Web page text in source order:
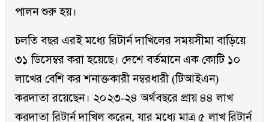
পালন শুরু হয়।
চলতি বছর এরই মধ্যে রিটার্ন দাখিলের সময়সীমা বাড়িয়ে
৩১ ডিসেম্বর করা হয়েছে। দেশে বর্তমানে এক কোটি ১০
লাখের বেশি কর শনাক্তকারী নম্বরধারী (টিআইএন)
করদাতা রয়েছেন। ২০২৩-২৪ অর্থবছরে প্রায় ৪৪ লাখ
করদাতা রিটার্ন দাখিল করেন, যার মধ্যে মাত্র ৫ লাখ রিটার্ন